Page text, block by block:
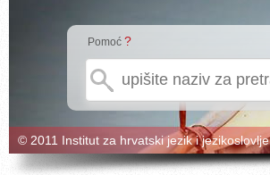
Pomoć ?
© 2011 Institut za hrvatski jezik i jezikoslovlje